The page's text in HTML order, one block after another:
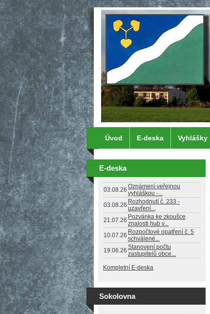
Přejít k hlavnímu obsahu
Úvod E-deska Vyhlášky
E-deska
03.08.26 Oznámení veřejnou
vyhláškou -...
03.08.26 Rozhodnutí č. 233 -
uzavření...
21.07.26 Pozvánka ke zkoušce
znalosti hub v...
10.07.26 Rozpočtové opatření č. 5
schválené...
19.06.26 Stanovení počtu
zastupitelů obce...
Kompletní E-deska
Sokolovna